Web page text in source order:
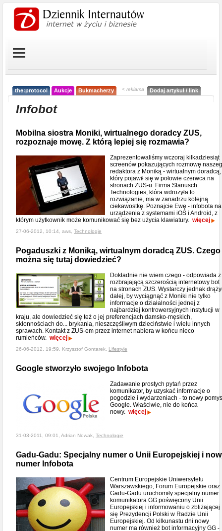
the:protocol Aukcje Bukmacherzy < reklama Dodaj artykuł / link
Infobot
Mobilna siostra Moniki, wirtualnego doradcy ZUS,
rozpoznaje mowę. Z którą lepiej się rozmawia?
Zaprezentowaliśmy wczoraj kilkadziesiąt
screenów pokazujących rozmowę
redaktora z Moniką - wirtualnym doradcą,
który pojawił się w połowie czerwca na
stronach ZUS-u. Firma Stanusch
Technologies, która wdrożyła to
rozwiązanie, ma w zanadrzu kolejną
ciekawostkę. Poznajcie Ewę - infobota na
urządzenia z systemami iOS i Android, z
którym użytkownik może komunikować się bez użycia klawiatury. więcej
27-06-2012, 10:14, aws, Technologie
Pogaduszki z Moniką, wirtualnym doradcą ZUS. Czego
można się tutaj dowiedzieć?
Dokładnie nie wiem czego - odpowiada z
rozbrajającą szczerością internetowy bot
na stronach ZUS. Wystarczy jednak
dalej, by wyciągnąć z Moniki nie tylko
informacje o działalności jednej z
najbardziej kontrowersyjnych instytucji w
kraju, ale dowiedzieć się też o jej preferencjach damsko-męskich,
skłonnościach do... brykania, nieszczęśliwym dzieciństwie i wielu innych
sprawach. Kontakt z ZUS-em przez internet nabiera w końcu nieco
rumieńców. więcej
26-06-2012, 19:59, Krzysztof Gontarek, Lifestyle
Google stworzyło swojego Infobota
Zadawanie prostych pytań przez
komunikator, by uzyskać informacje o
pogodzie i wydarzeniach - to nowy
Google. Właściwie, nie do końca
nowy. więcej
31-03-2011, 09:01, Adrian Nowak, Technologie
Gadu-Gadu: Specjalny numer o Unii Europejskiej i
numer Infobota
Centrum Europejskie Uniwersytetu
Warszawskiego, Forum Europejskie oraz
Gadu-Gadu uruchomiły specjalny numer
komunikatora GG poświęcony Unii
Europejskiej i informowaniu o zbliżającej
się Prezydencji Polski w Radzie Unii
Europejskiej. Od kilkunastu dni nowy
numer ma również bot informacyjny GG -